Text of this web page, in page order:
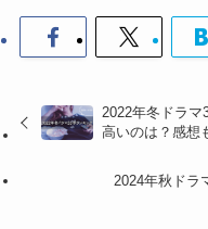
2022年冬ドラ
高いのは？感想
2024年秋ドラ